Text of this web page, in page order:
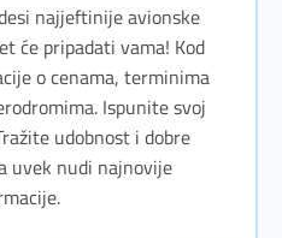
najjeftinije avionske
će pripadati vama! Kod
o cenama, terminima
Ispunite svoj
udobnost i dobre
uvek nudi najnovije